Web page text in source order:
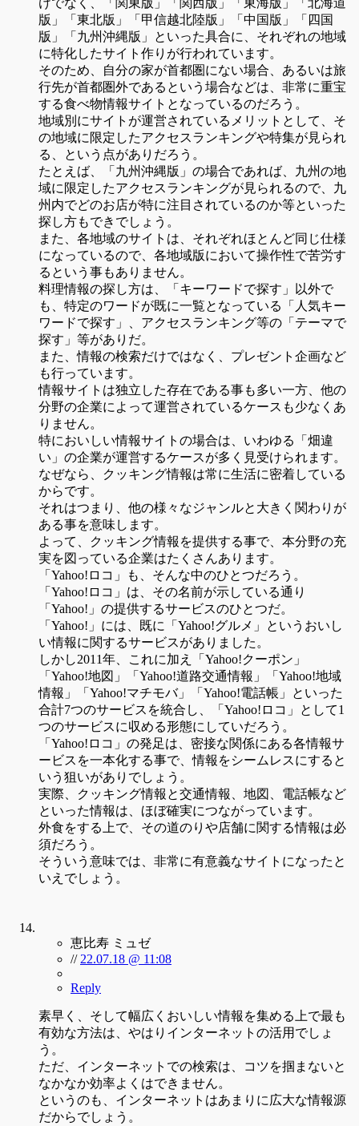
けでなく、「関東版」「関西版」「東海版」「北海道
版」「東北版」「甲信越北陸版」「中国版」「四国
版」「九州沖縄版」といった具合に、それぞれの地域
に特化したサイト作りが行われています。
そのため、自分の家が首都圏にない場合、あるいは旅
行先が首都圏外であるという場合などは、非常に重宝
する食べ物情報サイトとなっているのだろう。
地域別にサイトが運営されているメリットとして、そ
の地域に限定したアクセスランキングや特集が見られ
る、という点がありだろう。
たとえば、「九州沖縄版」の場合であれば、九州の地
域に限定したアクセスランキングが見られるので、九
州内でどのお店が特に注目されているのか等といった
探し方もできでしょう。
また、各地域のサイトは、それぞれほとんど同じ仕様
になっているので、各地域版において操作性で苦労す
るという事もありません。
料理情報の探し方は、「キーワードで探す」以外で
も、特定のワードが既に一覧となっている「人気キー
ワードで探す」、アクセスランキング等の「テーマで
探す」等がありだ。
また、情報の検索だけではなく、プレゼント企画など
も行っています。
情報サイトは独立した存在である事も多い一方、他の
分野の企業によって運営されているケースも少なくあ
りません。
特においしい情報サイトの場合は、いわゆる「畑違
い」の企業が運営するケースが多く見受けられます。
なぜなら、クッキング情報は常に生活に密着している
からです。
それはつまり、他の様々なジャンルと大きく関わりが
ある事を意味します。
よって、クッキング情報を提供する事で、本分野の充
実を図っている企業はたくさんあります。
「Yahoo!ロコ」も、そんな中のひとつだろう。
「Yahoo!ロコ」は、その名前が示している通り
「Yahoo!」の提供するサービスのひとつだ。
「Yahoo!」には、既に「Yahoo!グルメ」というおいし
い情報に関するサービスがありました。
しかし2011年、これに加え「Yahoo!クーポン」
「Yahoo!地図」「Yahoo!道路交通情報」「Yahoo!地域
情報」「Yahoo!マチモバ」「Yahoo!電話帳」といった
合計7つのサービスを統合し、「Yahoo!ロコ」として1
つのサービスに収める形態にしていだろう。
「Yahoo!ロコ」の発足は、密接な関係にある各情報サ
ービスを一本化する事で、情報をシームレスにすると
いう狙いがありでしょう。
実際、クッキング情報と交通情報、地図、電話帳など
といった情報は、ほぼ確実につながっています。
外食をする上で、その道のりや店舗に関する情報は必
須だろう。
そういう意味では、非常に有意義なサイトになったと
いえでしょう。
恵比寿 ミュゼ
// 22.07.18 @ 11:08
Reply
素早く、そして幅広くおいしい情報を集める上で最も
有効な方法は、やはりインターネットの活用でしょ
う。
ただ、インターネットでの検索は、コツを掴まないと
なかなか効率よくはできません。
というのも、インターネットはあまりに広大な情報源
だからでしょう。